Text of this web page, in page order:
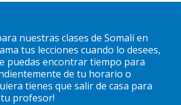
nuestras clases de Somalí en
tus lecciones cuando lo desees,
puedas encontrar tiempo para
de tu horario o
tienes que salir de casa para
profesor!